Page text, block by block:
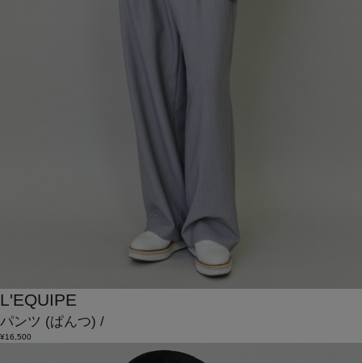
L'EQUIPE
パンツ (ぱんつ) /
¥16,500